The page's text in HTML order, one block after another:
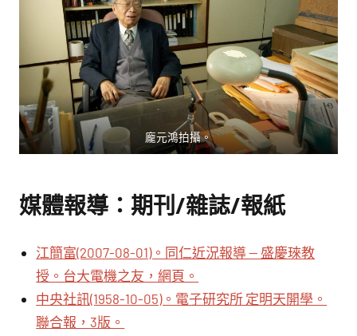
龐元鴻拍攝。
媒體報導：期刊/雜誌/報紙
江簡富(2007-08-01)。同仁近況報導 — 盛慶琜教
授。台大電機之友，網頁。
中央社訊(1958-10-05)。電子研究所 定明天開學。
聯合報，3版。